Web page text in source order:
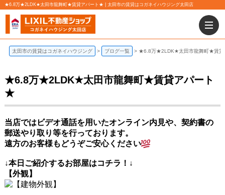
★6.8万★2LDK★太田市龍舞町★賃貸アパート★ | 太田市の賃貸はコガネイハウジング太田店
太田市の賃貸はコガネイハウジング ブログ一覧 ★6.8万★2LDK★太田市龍舞町★賃貸
★6.8万★2LDK★太田市龍舞町★賃貸アパート
★
当店ではビデオ通話を用いたオンライン内見や、契約書の
郵送やり取り等を行っております。
遠方のお客様もどうぞご安心ください
↓本日ご紹介するお部屋はコチラ！↓
【外観】